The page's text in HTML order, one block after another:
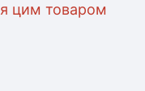
товаром